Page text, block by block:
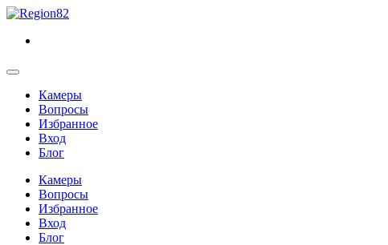
Камеры
Вопросы
Избранное
Вход
Блог
Камеры
Вопросы
Избранное
Вход
Блог